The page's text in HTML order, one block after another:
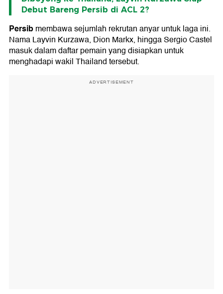
Debut Bareng Persib di ACL 2?
Persibmembawa sejumlah rekrutan anyar untuk laga ini.
Nama Layvin Kurzawa, Dion Markx, hingga Sergio Castel
masuk dalam daftar pemain yang disiapkan untuk
menghadapi wakil Thailand tersebut.
ADVERTISEMENT